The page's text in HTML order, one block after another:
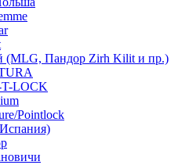
(MLG, Пандор Zirh Kilit и пр.)
LOCK
Pointlock